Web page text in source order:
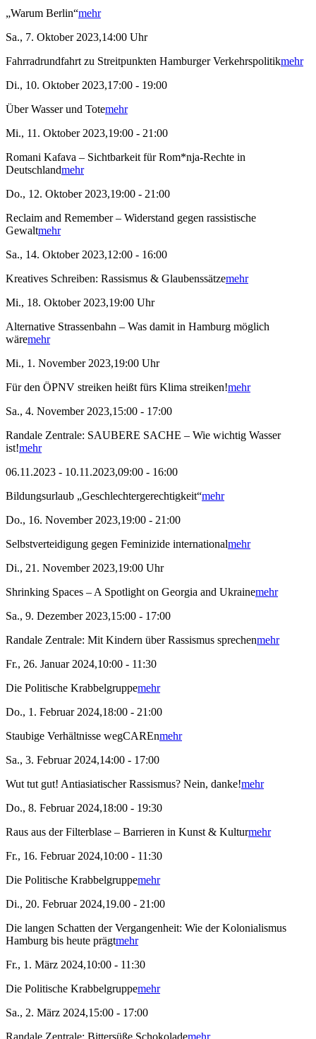
„Warum Berlin“mehr
Sa., 7. Oktober 2023,14:00 Uhr
Fahrradrundfahrt zu Streitpunkten Hamburger Verkehrspolitikmehr
Di., 10. Oktober 2023,17:00 - 19:00
Über Wasser und Totemehr
Mi., 11. Oktober 2023,19:00 - 21:00
Romani Kafava – Sichtbarkeit für Rom*nja-Rechte in
Deutschlandmehr
Do., 12. Oktober 2023,19:00 - 21:00
Reclaim and Remember – Widerstand gegen rassistische
Gewaltmehr
Sa., 14. Oktober 2023,12:00 - 16:00
Kreatives Schreiben: Rassismus & Glaubenssätzemehr
Mi., 18. Oktober 2023,19:00 Uhr
Alternative Strassenbahn – Was damit in Hamburg möglich
wäremehr
Mi., 1. November 2023,19:00 Uhr
Für den ÖPNV streiken heißt fürs Klima streiken!mehr
Sa., 4. November 2023,15:00 - 17:00
Randale Zentrale: SAUBERE SACHE – Wie wichtig Wasser
ist!mehr
06.11.2023 - 10.11.2023,09:00 - 16:00
Bildungsurlaub „Geschlechtergerechtigkeit“mehr
Do., 16. November 2023,19:00 - 21:00
Selbstverteidigung gegen Feminizide internationalmehr
Di., 21. November 2023,19:00 Uhr
Shrinking Spaces – A Spotlight on Georgia and Ukrainemehr
Sa., 9. Dezember 2023,15:00 - 17:00
Randale Zentrale: Mit Kindern über Rassismus sprechenmehr
Fr., 26. Januar 2024,10:00 - 11:30
Die Politische Krabbelgruppemehr
Do., 1. Februar 2024,18:00 - 21:00
Staubige Verhältnisse wegCAREnmehr
Sa., 3. Februar 2024,14:00 - 17:00
Wut tut gut! Antiasiatischer Rassismus? Nein, danke!mehr
Do., 8. Februar 2024,18:00 - 19:30
Raus aus der Filterblase – Barrieren in Kunst & Kulturmehr
Fr., 16. Februar 2024,10:00 - 11:30
Die Politische Krabbelgruppemehr
Di., 20. Februar 2024,19.00 - 21:00
Die langen Schatten der Vergangenheit: Wie der Kolonialismus
Hamburg bis heute prägtmehr
Fr., 1. März 2024,10:00 - 11:30
Die Politische Krabbelgruppemehr
Sa., 2. März 2024,15:00 - 17:00
Randale Zentrale: Bittersüße Schokolademehr